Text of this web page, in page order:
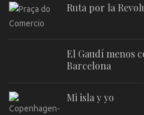
Ruta por la
El Gaudí menos
Barcelona
Mi isla y yo